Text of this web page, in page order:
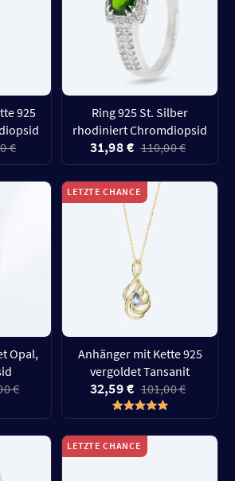
925
€
Ring 925 St. Silber
rhodiniert Chromdiopsid
31,98 € 110,00 €
Opal,
€
LETZTE CHANCE
Anhänger mit Kette 925
vergoldet Tansanit
32,59 € 101,00 €
LETZTE CHANCE